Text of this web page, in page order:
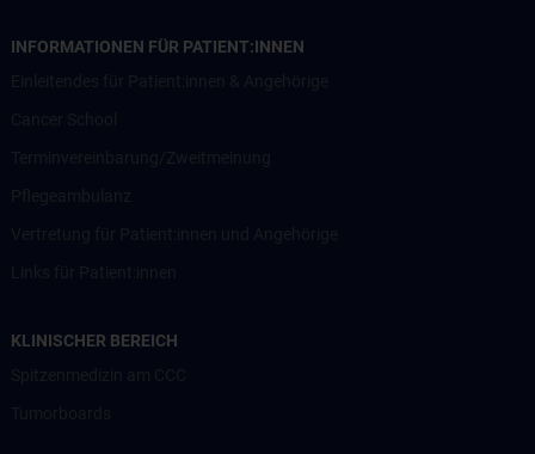
INFORMATIONEN FÜR PATIENT:INNEN
KLINISCHER BEREICH